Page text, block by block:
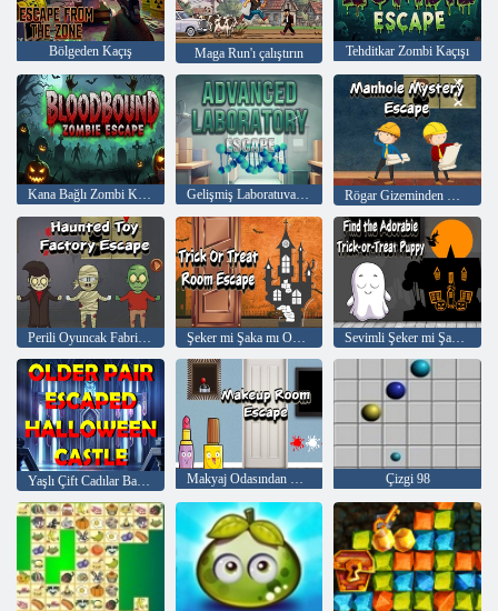
Bölgeden Kaçış Maga Run'ı çalıştırın Tehditkar Zombi Kaçışı
Kana Bağlı Zombi Kaçışı Gelişmiş Laboratuvardan Kaçış Rögar Gizeminden Kaçış
Perili Oyuncak Fabrikasından Kaçış Şeker mi Şaka mı Odadan Kaçış Sevimli Şeker mi Şaka mı Köpek Yavrusunu Bulun
Makyaj Odasından Kaçış Çizgi 98